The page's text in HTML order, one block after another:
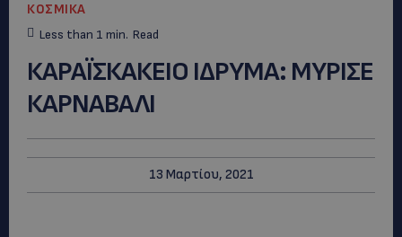
ΚΟΣΜΙΚΑ
Less than 1 min. Read
ΚΑΡΑΪΣΚΑΚΕΙΟ ΙΔΡΥΜΑ: MYΡΙΣΕ
ΚΑΡΝΑΒΑΛΙ
13 Μαρτίου, 2021